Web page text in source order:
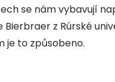
se nám vybavují
z Rúrské
je to způsobeno.